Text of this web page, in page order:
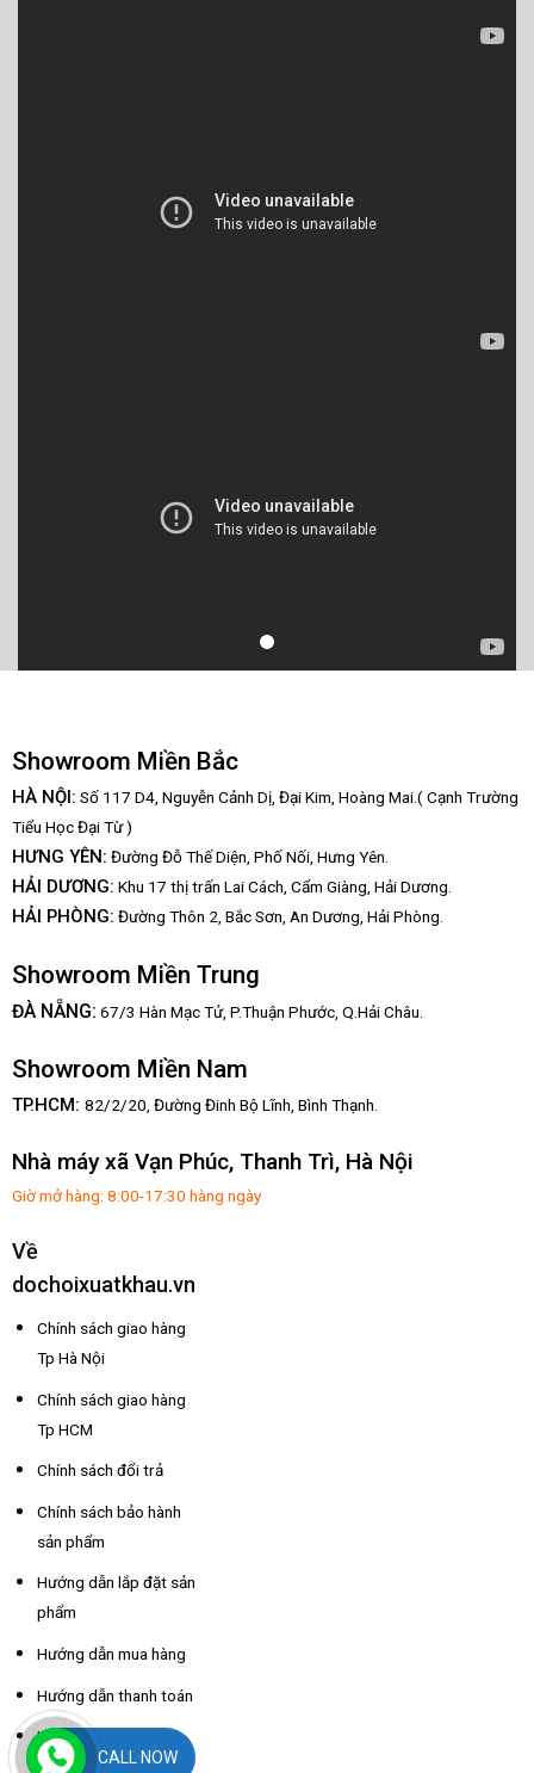
Showroom Miền Bắc
HÀ NỘI: Số 117 D4, Nguyễn Cảnh Dị, Đại Kim, Hoàng Mai.( Cạnh Trường
Tiểu Học Đại Từ )
HƯNG YÊN: Đường Đỗ Thế Diện, Phố Nối, Hưng Yên.
HẢI DƯƠNG: Khu 17 thị trấn Lai Cách, Cẩm Giàng, Hải Dương.
HẢI PHÒNG: Đường Thôn 2, Bắc Sơn, An Dương, Hải Phòng.
Showroom Miền Trung
ĐÀ NẴNG: 67/3 Hàn Mạc Tử, P.Thuận Phước, Q.Hải Châu.
Showroom Miền Nam
TP.HCM: 82/2/20, Đường Đinh Bộ Lĩnh, Bình Thạnh.
Nhà máy xã Vạn Phúc, Thanh Trì, Hà Nội
Giờ mở hàng: 8:00-17:30 hàng ngày
Về
dochoixuatkhau.vn
Chính sách giao hàng
Tp Hà Nội
Chính sách giao hàng
Tp HCM
Chính sách đổi trả
Chính sách bảo hành
sản phẩm
Hướng dẫn lắp đặt sản
phẩm
Hướng dẫn mua hàng
Hướng dẫn thanh toán
Hỗ trợ thông tin nhà
xe các tỉnhCALL NOW